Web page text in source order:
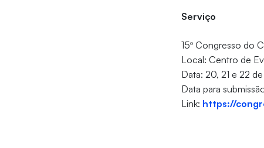
Serviço
15º Congresso do
Local: Centro de
Data: 20, 21 e 22
Data para
Link: https://